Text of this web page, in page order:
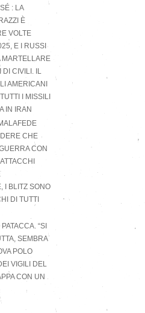
: LA
È
VOLTE
E I RUSSI
MARTELLARE
DI CIVILI. IL
AMERICANI
I MISSILI
IN IRAN
CHE
CON
I BLITZ SONO
DI TUTTI
“SI
SEMBRA
POLO
VIGILI DEL
CON UN